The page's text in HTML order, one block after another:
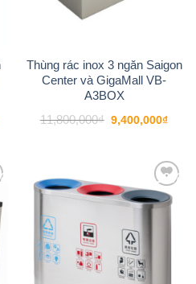
Thùng rác inox 3 ngăn Saigon
Center và GigaMall VB-
A3BOX
11,800,000₫ Giá
gốc
9,400,000₫Giá
-18%
Add to
wishlist